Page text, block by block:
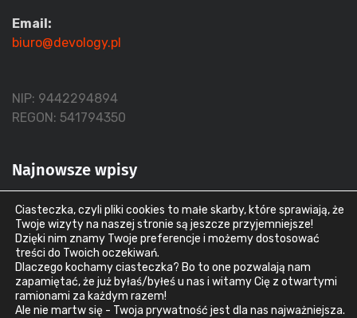
Email:
biuro@devology.pl
NIP: 9442294894
REGON: 541794350
Najnowsze wpisy
Co to jest RTO i RPO? Dwie
3 sierpnia, 2026
Snapshot vs backup: dlaczego migawka nie
uratuje
Ciasteczka, czyli pliki cookies to małe skarby, które sprawiają, że
Twoje wizyty na naszej stronie są jeszcze przyjemniejsze!
Dzięki nim znamy Twoje preferencje i możemy dostosować
treści do Twoich oczekiwań.
Dlaczego kochamy ciasteczka? Bo to one pozwalają nam
zapamiętać, że już byłaś/byłeś u nas i witamy Cię z otwartymi
ramionami za każdym razem!
Ale nie martw się - Twoja prywatność jest dla nas najważniejsza.